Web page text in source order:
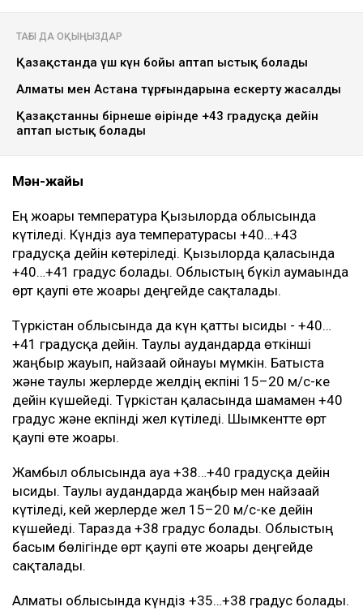
ТАҒЫ ДА ОҚЫҢЫЗДАР
Қазақстанда үш күн бойы аптап ыстық болады
Алматы мен Астана тұрғындарына ескерту жасалды
Қазақстанның бірнеше өңірінде +43 градусқа дейін
аптап ыстық болады
Мән-жайы
Ең жоғары температура Қызылорда облысында
күтіледі. Күндіз ауа температурасы +40…+43
градусқа дейін көтеріледі. Қызылорда қаласында
+40…+41 градус болады. Облыстың бүкіл аумағында
өрт қаупі өте жоғары деңгейде сақталады.
Түркістан облысында да күн қатты ысиды - +40…
+41 градусқа дейін. Таулы аудандарда өткінші
жаңбыр жауып, найзағай ойнауы мүмкін. Батыста
және таулы жерлерде желдің екпіні 15–20 м/с-ке
дейін күшейеді. Түркістан қаласында шамамен +40
градус және екпінді жел күтіледі. Шымкентте өрт
қаупі өте жоғары.
Жамбыл облысында ауа +38…+40 градусқа дейін
ысиды. Таулы аудандарда жаңбыр мен найзағай
күтіледі, кей жерлерде жел 15–20 м/с-ке дейін
күшейеді. Таразда +38 градус болады. Облыстың
басым бөлігінде өрт қаупі өте жоғары деңгейде
сақталады.
Алматы облысында күндіз +35…+38 градус болады.